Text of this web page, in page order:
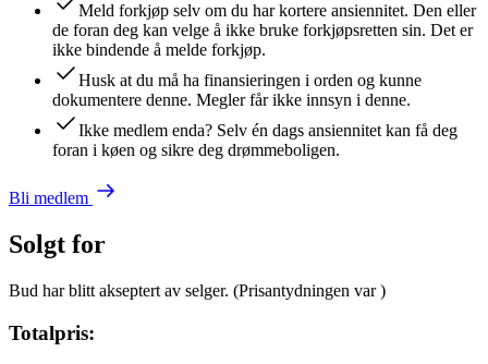
Meld forkjøp selv om du har kortere ansiennitet. Den eller
de foran deg kan velge å ikke bruke forkjøpsretten sin. Det er
ikke bindende å melde forkjøp.
Husk at du må ha finansieringen i orden og kunne
dokumentere denne. Megler får ikke innsyn i denne.
Ikke medlem enda? Selv én dags ansiennitet kan få deg
foran i køen og sikre deg drømmeboligen.
Bli medlem
Solgt for
Bud har blitt akseptert av selger. (Prisantydningen var)
Totalpris: